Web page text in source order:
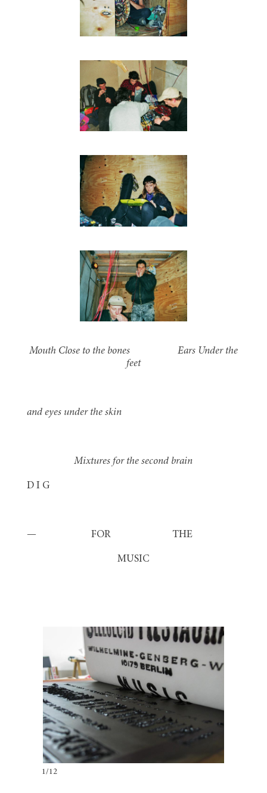
Mouth Close to the bones Ears Under the
feet
and eyes under the skin
Mixtures for thesecond brain
D I G
— FOR THE
MUSIC
1/12